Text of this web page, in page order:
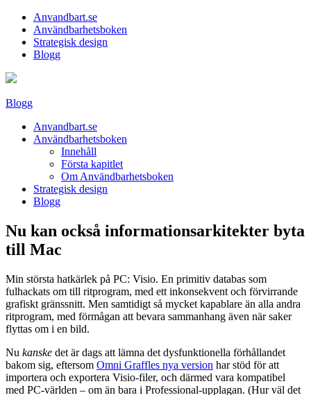
Anvandbart.se
Användbarhetsboken
Strategisk design
Blogg
Blogg
Anvandbart.se
Användbarhetsboken
Innehåll
Första kapitlet
Om Användbarhetsboken
Strategisk design
Blogg
Nu kan också informationsarkitekter byta
till Mac
Min största hatkärlek på PC: Visio. En primitiv databas som
fulhackats om till ritprogram, med ett inkonsekvent och förvirrande
grafiskt gränssnitt. Men samtidigt så mycket kapablare än alla andra
ritprogram, med förmågan att bevara sammanhang även när saker
flyttas om i en bild.
Nu kanske det är dags att lämna det dysfunktionella förhållandet
bakom sig, eftersom Omni Graffles nya version har stöd för att
importera och exportera Visio-filer, och därmed vara kompatibel
med PC-världen – om än bara i Professional-upplagan. (Hur väl det